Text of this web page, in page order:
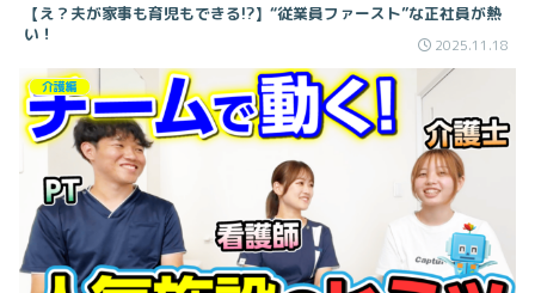
【え？夫が家事も育児もできる!?】“従業員ファースト”な正社員が熱
い！
2025.11.18
介護編